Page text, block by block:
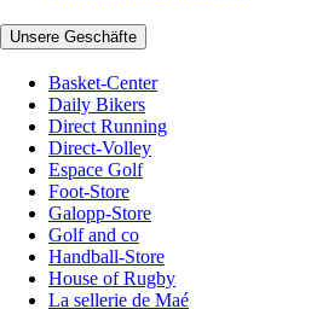
Unsere Geschäfte
Basket-Center
Daily Bikers
Direct Running
Direct-Volley
Espace Golf
Foot-Store
Galopp-Store
Golf and co
Handball-Store
House of Rugby
La sellerie de Maé